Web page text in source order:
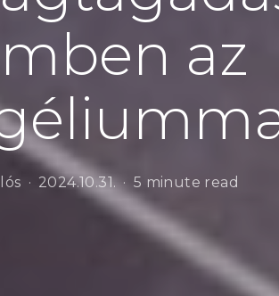
az
2024.10.31. 5 minute read